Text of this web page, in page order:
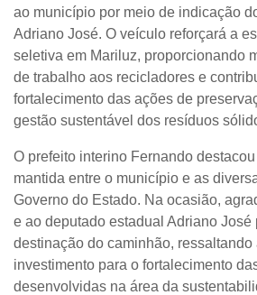
ao município por meio de indicação
Adriano José. O veículo reforçará a
seletiva em Mariluz, proporcionando
de trabalho aos recicladores e
fortalecimento das ações de
gestão sustentável dos resíduos
O prefeito interino Fernando
mantida entre o município e as
Governo do Estado. Na ocasião,
e ao deputado estadual Adriano José
destinação do caminhão, ressaltando
investimento para o fortalecimento
desenvolvidas na área da